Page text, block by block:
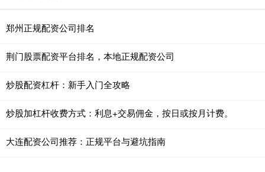
郑州正规配资公司排名
荆门股票配资平台排名，本地正规配资公司
炒股配资杠杆：新手入门全攻略
炒股加杠杆收费方式：利息+交易佣金，按日或按月计费。
大连配资公司推荐：正规平台与避坑指南